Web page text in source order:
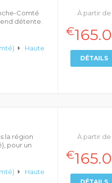
Comté
détente.
Haute
À partir de
€
DÉTAILS
la région
pour un
Haute
À partir de
€